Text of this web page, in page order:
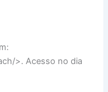
>. Acesso no dia